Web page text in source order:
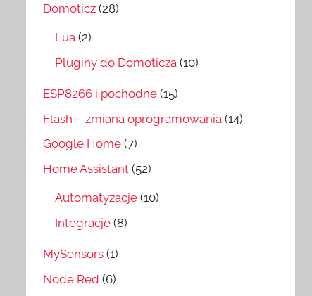
Domoticz (28)
Lua (2)
Pluginy do Domoticza (10)
ESP8266 i pochodne (15)
Flash – zmiana oprogramowania (14)
Google Home (7)
Home Assistant (52)
Automatyzacje (10)
Integracje (8)
MySensors (1)
Node Red (6)